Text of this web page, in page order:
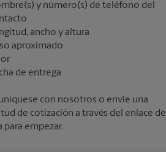
y número(s) de teléfono del
ancho y altura
aproximado
con nosotros o envíe una
de cotización a través del enlace de
para empezar.